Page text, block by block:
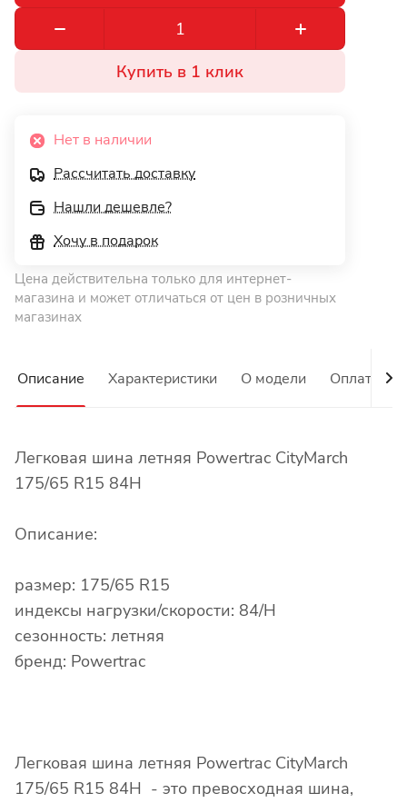
Купить в 1 клик
Нет в наличии
Рассчитать доставку
Нашли дешевле?
Хочу в подарок
Цена действительна только для интернет-
магазина и может отличаться от цен в розничных
магазинах
Описание Характеристики О модели Оплата
Легковая шина летняя Powertrac CityMarch
175/65 R15 84H
Описание:
размер: 175/65 R15
индексы нагрузки/скорости: 84/H
сезонность: летняя
бренд: Powertrac
Легковая шина летняя Powertrac CityMarch
175/65 R15 84H - это превосходная шина,